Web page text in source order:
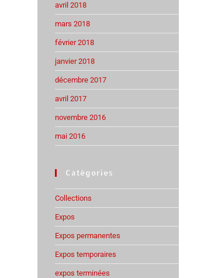
avril 2018
mars 2018
février 2018
janvier 2018
décembre 2017
avril 2017
novembre 2016
mai 2016
Catégories
Collections
Expos
Expos permanentes
Expos temporaires
expos terminées